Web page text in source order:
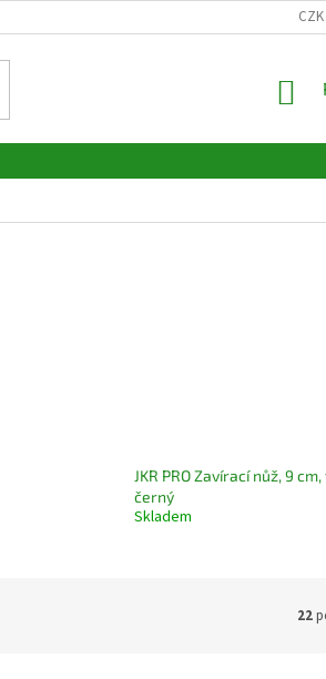
CZK
JKR PRO Zavírací nůž, 9
černý
Skladem
22